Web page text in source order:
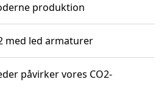
produktion
med led armaturer
påvirker vores CO2-